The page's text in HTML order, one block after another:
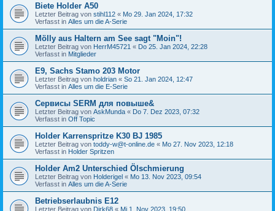
Biete Holder A50
Letzter Beitrag von stihl112 « Mo 29. Jan 2024, 17:32
Verfasst in Alles um die A-Serie
Mölly aus Haltern am See sagt "Moin"!
Letzter Beitrag von HerrM45721 « Do 25. Jan 2024, 22:28
Verfasst in Mitglieder
E9, Sachs Stamo 203 Motor
Letzter Beitrag von holdrian « So 21. Jan 2024, 12:47
Verfasst in Alles um die E-Serie
Сервисы SERM для повыше&
Letzter Beitrag von AskMunda « Do 7. Dez 2023, 07:32
Verfasst in Off Topic
Holder Karrenspritze K30 BJ 1985
Letzter Beitrag von toddy-w@t-online.de « Mo 27. Nov 2023, 12:18
Verfasst in Holder Spritzen
Holder Am2 Unterschied Ölschmierung
Letzter Beitrag von Holderigel « Mo 13. Nov 2023, 09:54
Verfasst in Alles um die A-Serie
Betriebserlaubnis E12
Letzter Beitrag von Dirk68 « Mi 1. Nov 2023, 19:50